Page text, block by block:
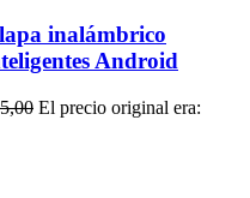
inalámbrico
Android
El precio original era: